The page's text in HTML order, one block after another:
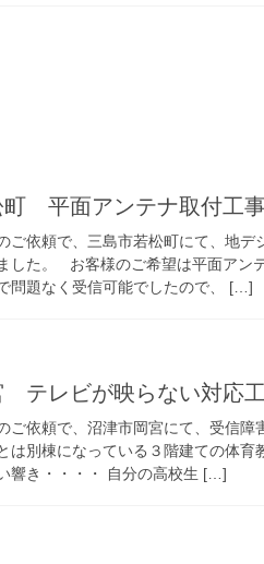
平面アンテナ取付工
ご依頼で、三島市若松町にて、地デ
した。 お客様のご希望は平面アン
問題なく受信可能でしたので、 […]
レビが映らない対応
ご依頼で、沼津市岡宮にて、受信障
別棟になっている３階建ての体育
響き・・・・ 自分の高校生 […]